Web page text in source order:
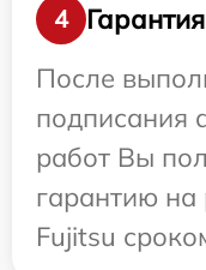
4
Гарантия
После
подписания
работ Вы
гарантию на
Fujitsu